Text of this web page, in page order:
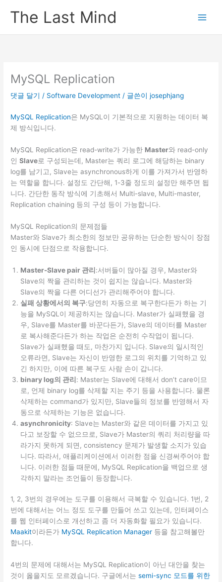
The Last Mind
MySQL Replication
댓글 달기 / Software Development / 글쓴이josephjang
MySQL Replication은 MySQL이 기본적으로 지원하는 데이터 복
제 방식입니다.
MySQL Replication은 read-write가 가능한 Master와 read-only
인Slave로 구성되는데, Master는 쿼리 로그에 해당하는 binary
log를 남기고, Slave는 asynchronous하게 이를 가져가서 반영하
는 역할을 합니다. 설정도 간단해, 1-3줄 정도의 설정만 해주면 됩
니다. 간단한 동작 방식에 기초해서 Multi-slave, Multi-master,
Replication chaining 등의 구성 등이 가능합니다.
MySQL Replication의 문제점들
Master와 Slave가 최소한의 정보만 공유하는 단순한 방식이 장점
인 동시에 단점으로 작용합니다.
Master-Slave pair 관리 :서버들이 많아질 경우, Master와
Slave의 짝을 관리하는 것이 쉽지는 않습니다. Master와
Slave의 짝을 다른 어디선가 관리해주어야 합니다.
실패 상황에서의 복구:당연히 자동으로 복구한다든가 하는 기
능을 MySQL이 제공하지는 않습니다. Master가 실패했을 경
우, Slave를 Master를 바꾼다든가, Slave의 데이터를 Master
로 복사해준다든가 하는 작업은 순전히 수작업이 됩니다.
Slave가 실패했을 때도, 마찬가지 입니다. Slave의 일시적인
오류라면, Slave는 자신이 반영한 로그의 위치를 기억하고 있
긴 하지만, 이에 따른 복구도 사람 손이 갑니다.
binary log의 관리 : Master는 Slave에 대해서 don’t care이므
로, 언제 binary log를 삭제할 지는 주기 등을 사용합니다. 물론
삭제하는 command가 있지만, Slave들의 정보를 반영해서 자
동으로 삭제하는 기능은 없습니다.
asynchronicity: Slave는 Master와 같은 데이터를 가지고 있
다고 보장할 수 없으므로, Slave가 Master의 쿼리 처리량을 따
라가지 못하게 되면, consistency 문제가 발생할 소지가 있습
니다. 따라서, 애플리케이션에서 이러한 점을 신경써주어야 합
니다. 이러한 점들 때문에, MySQL Replication을 백업으로 생
각하지 말라는 조언들이 등장합니다.
1, 2, 3번의 경우에는 도구를 이용해서 극복할 수 있습니다. 1번, 2
번에 대해서는 어느 정도 도구를 만들어 쓰고 있는데, 인터페이스
를 웹 인터페이스로 개선하고 좀 더 자동화할 필요가 있습니다.
Maakit이라든가 MySQL Replication Manager 등을 참고해볼만
합니다.
4번의 문제에 대해서는 MySQL Replication이 아닌 대안을 찾는
것이 옳을지도 모르겠습니다. 구글에서는semi-sync 모드를 위한